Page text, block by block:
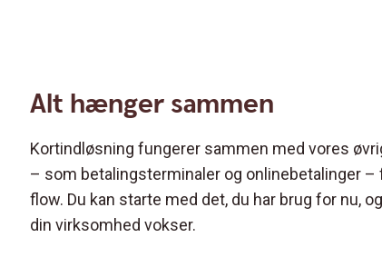
Alt hænger sammen
Kortindløsning fungerer sammen med vores
– som betalingsterminaler og onlinebetalinger –
flow. Du kan starte med det, du har brug for nu,
din virksomhed vokser.